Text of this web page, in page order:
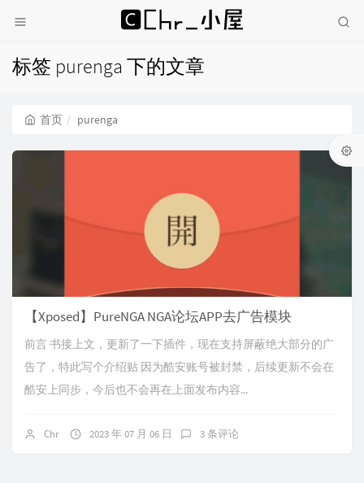
标签 purenga 下的文章
首页 purenga
【Xposed】PureNGA NGA论坛APP去广告模块
前言 书接上文，更新了一下插件，现在支持屏蔽绝大部分的广
告了，特此写个介绍贴 因为酷安账号被封禁，后续更新不会在
酷安上同步，今后也不会再在上面发布内容...
Chr 2023 年 07 月 06 日 3 条评论